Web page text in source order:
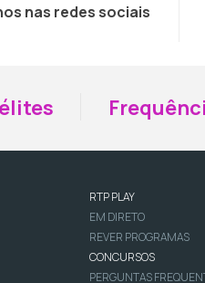
nas redes sociais
RTP PLAY
EM DIRETO
REVER PROGRAMAS
CONCURSOS
PERGUNTAS